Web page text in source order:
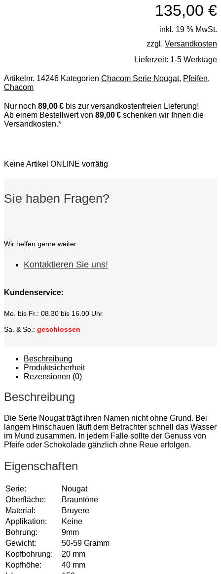
135,00 €
inkl. 19 % MwSt.
zzgl. Versandkosten
Lieferzeit: 1-5 Werktage
Artikelnr. 14246 Kategorien Chacom Serie Nougat, Pfeifen,
Chacom
Nur noch 89,00 € bis zur versandkostenfreien Lieferung!
Ab einem Bestellwert von 89,00 € schenken wir Ihnen die
Versandkosten.*
Keine Artikel ONLINE vorrätig
Sie haben Fragen?
Wir helfen gerne weiter
Kontaktieren Sie uns!
Kundenservice:
Mo. bis Fr.: 08.30 bis 16.00 Uhr
Sa. & So.: geschlossen
Beschreibung
Produktsicherheit
Rezensionen (0)
Beschreibung
Die Serie Nougat trägt ihren Namen nicht ohne Grund. Bei
langem Hinschauen läuft dem Betrachter schnell das Wasser
im Mund zusammen. In jedem Falle sollte der Genuss von
Pfeife oder Schokolade gänzlich ohne Reue erfolgen.
Eigenschaften
Serie:
Nougat
Oberfläche:
Brauntöne
Material:
Bruyere
Applikation:
Keine
Bohrung:
9mm
Gewicht:
50-59 Gramm
Kopfbohrung:
20 mm
Kopfhöhe:
40 mm